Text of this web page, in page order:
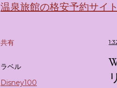
温泉旅館の格安予約サイ
共有
ラベル
Disney100